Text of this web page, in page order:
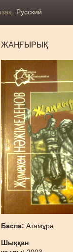
Русский
ЖАҢҒЫРЫҚ
Баспа:Атамұра
Шыққан